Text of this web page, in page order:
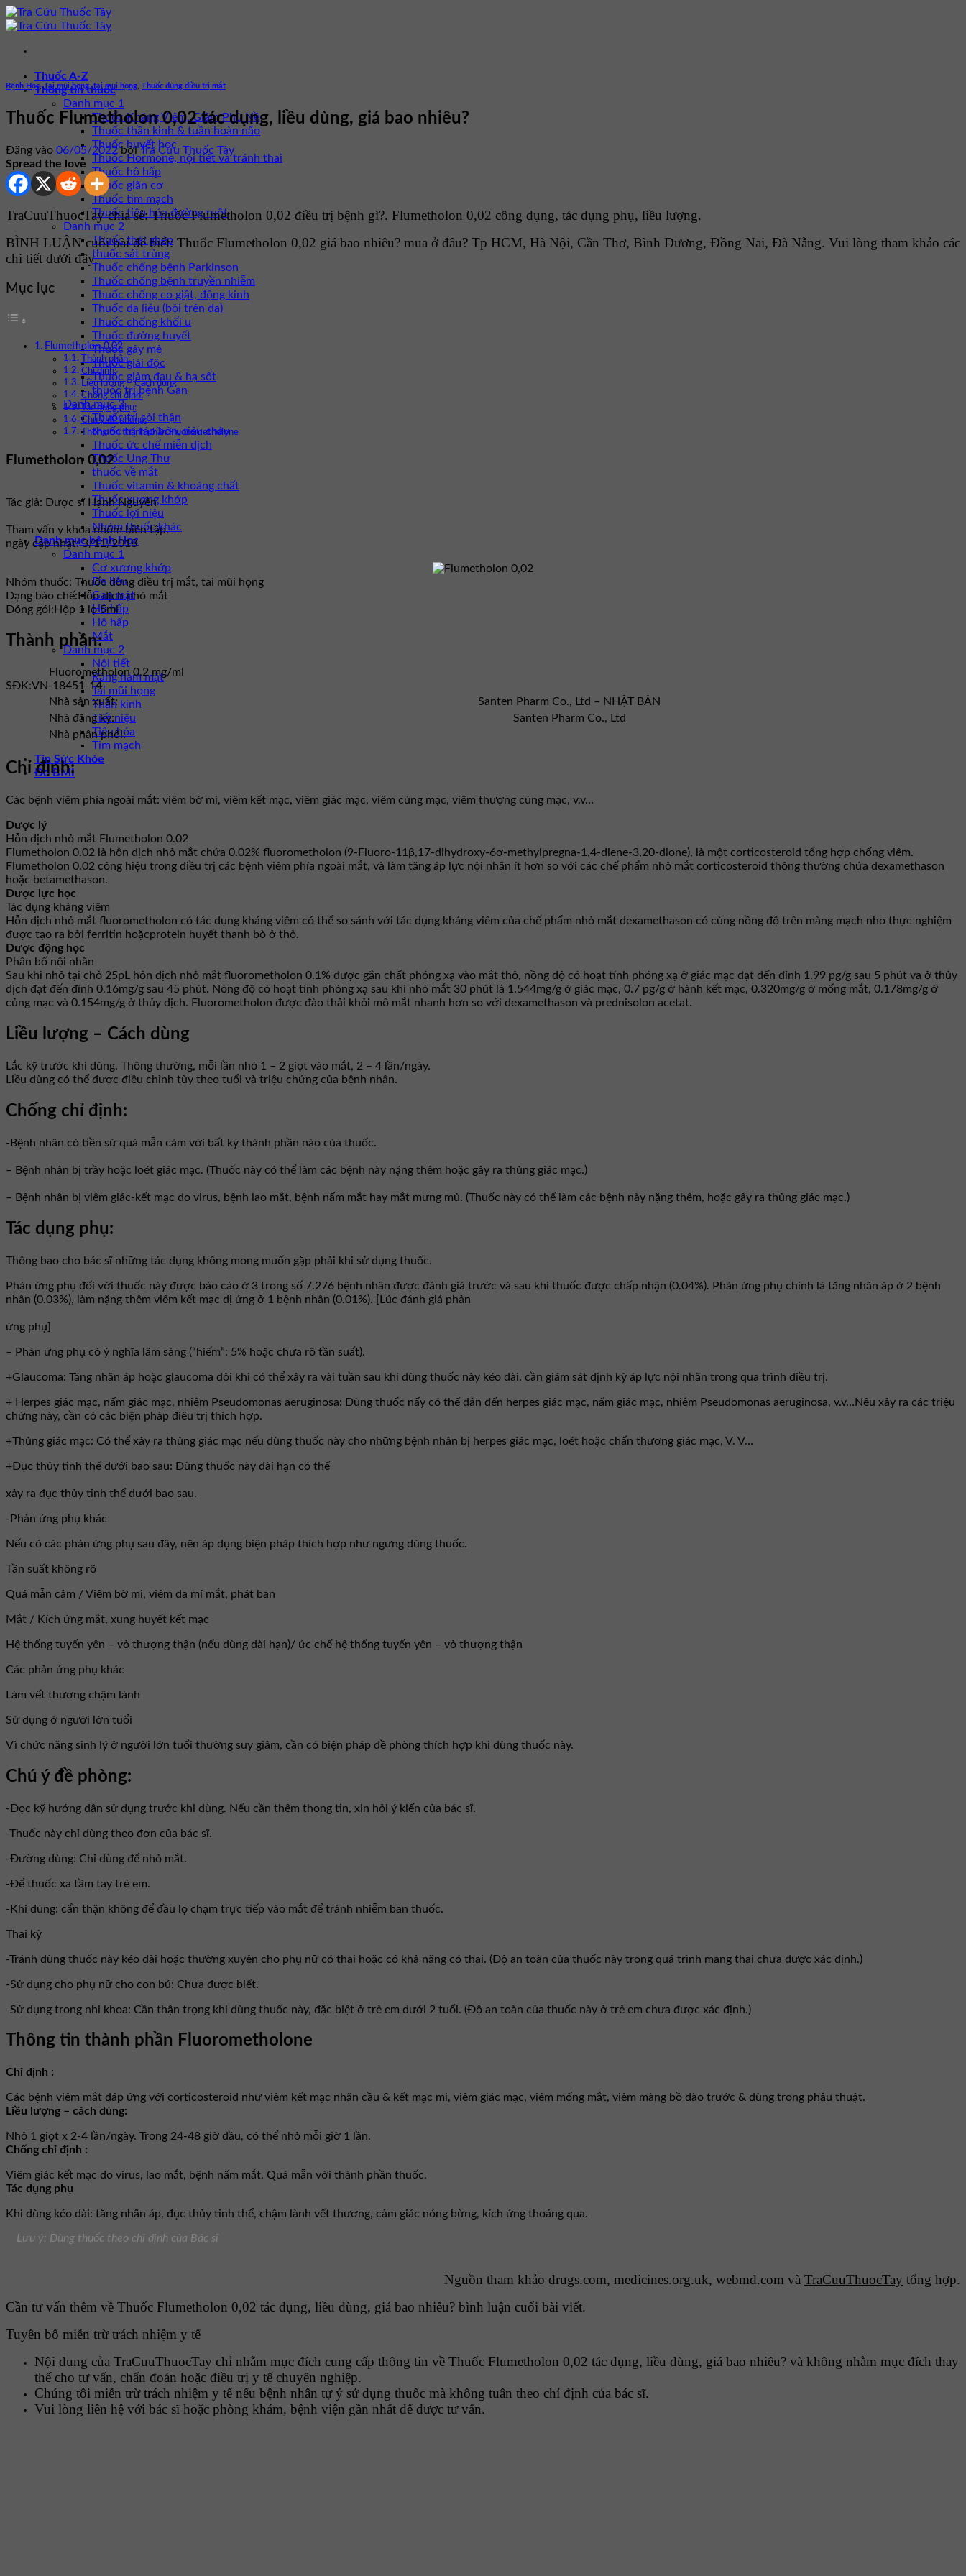
Bỏ
qua
dung
Thuốc A-Z
Thông tin thuốc
Danh mục 1
Thuốc Kháng Viêm, Giảm Phù Nề
Thuốc thần kinh & tuần hoàn não
Thuốc huyết học
Thuốc Hormone, nội tiết và tránh thai
Thuốc hô hấp
Thuốc giãn cơ
Thuốc tim mạch
Thuốc tiêu hóa đường ruột
Danh mục 2
Thuốc thải ghép
thuốc sát trùng
Thuốc chống bệnh Parkinson
Thuốc chống bệnh truyền nhiễm
Thuốc chống co giật, động kinh
Thuốc da liễu (bôi trên da)
Thuốc chống khối u
Thuốc đường huyết
Thuốc gây mê
Thuốc giải độc
Thuốc giảm đau & hạ sốt
thuốc trị bệnh Gan
Danh mục 3
Thuốc trị sỏi thận
thuốc trị táo bón, tiêu chảy
Thuốc ức chế miễn dịch
Thuốc Ung Thư
thuốc về mắt
Thuốc vitamin & khoáng chất
Thuốc xương khớp
Thuốc lợi niệu
Nhóm thuốc khác
Danh mục bệnh Học
Danh mục 1
Cơ xương khớp
Da liễu
Gan mật
Hô hấp
Hô hấp
Mắt
Danh mục 2
Nội tiết
Răng hàm mặt
Tai mũi họng
Thần kinh
Tiết niệu
Tiêu hóa
Tim mạch
Tin Sức Khỏe
Đo BMI
Bệnh Học,Tai mũi họng ,tai mũi họng Thuốc dùng điều trị mắt
Thuốc Flumetholon 0,02 tác dụng, liều dùng, giá bao nhiêu?
Đăng vào 06/05/2022 bởiTra Cứu Thuốc Tây
Spread the love
TraCuuThuocTay chia sẻ: Thuốc Flumetholon 0,02 điều trị bệnh gì?. Flumetholon 0,02 công dụng, tác dụng phụ, liều lượng.
BÌNH LUẬN cuối bài để biết: Thuốc Flumetholon 0,02 giá bao nhiêu? mua ở đâu? Tp HCM, Hà Nội, Cần Thơ, Bình Dương, Đồng Nai, Đà Nẵng. Vui lòng tham khảo các
chi tiết dưới đây.
Mục lục
Flumetholon 0,02
Thành phần:
Chỉ định:
Liều lượng – Cách dùng
Chống chỉ định:
Tác dụng phụ:
Chú ý đề phòng:
Thông tin thành phần Fluorometholone
Flumetholon 0,02
Tác giả: Dược sĩ Hạnh Nguyễn
Tham vấn y khoa nhóm biên tập.
ngày cập nhật: 3/11/2018
Nhóm thuốc: Thuốc dùng điều trị mắt, tai mũi họng
Dạng bào chế: Hỗn dịch nhỏ mắt
Đóng gói: Hộp 1 lọ 5ml
Thành phần:
Fluorometholon 0,2 mg/ml
SĐK:VN-18451-14
Nhà sản xuất:
Santen Pharm Co., Ltd – NHẬT BẢN
Nhà đăng ký:
Santen Pharm Co., Ltd
Nhà phân phối:
Chỉ định:
Các bệnh viêm phía ngoài mắt: viêm bờ mi, viêm kết mạc, viêm giác mạc, viêm củng mạc, viêm thượng củng mạc, v.v…
Dược lý
Hỗn dịch nhỏ mắt Flumetholon 0.02
Flumetholon 0.02 là hỗn dịch nhỏ mắt chứa 0.02% fluorometholon (9-Fluoro-11β,17-dihydroxy-6ơ-methylpregna-1,4-diene-3,20-dione), là một corticosteroid tổng hợp chống viêm.
Flumetholon 0.02 công hiệu trong điều trị các bệnh viêm phía ngoài mắt, và làm tăng áp lực nội nhãn ít hơn so với các chế phẩm nhỏ mắt corticosteroid thông thường chứa dexamethason
hoặc betamethason.
Dược lực học
Tác dụng kháng viêm
Hỗn dịch nhỏ mắt fluorometholon có tác dụng kháng viêm có thể so sánh với tác dụng kháng viêm của chế phẩm nhỏ mắt dexamethason có cùng nồng độ trên màng mạch nho thực nghiệm
được tạo ra bởi ferritin hoặcprotein huyết thanh bò ở thỏ.
Dược động học
Phân bố nội nhãn
Sau khi nhỏ tại chỗ 25pL hỗn dịch nhỏ mắt fluorometholon 0.1% được gắn chất phóng xạ vào mắt thỏ, nồng độ có hoạt tính phóng xạ ở giác mạc đạt đến đỉnh 1.99 pg/g sau 5 phút va ở thủy
dịch đạt đến đỉnh 0.16mg/g sau 45 phút. Nòng độ có hoạt tính phóng xạ sau khi nhỏ mắt 30 phút là 1.544mg/g ở giác mạc, 0.7 pg/g ở hành kết mạc, 0.320mg/g ở mống mắt, 0.178mg/g ở
củng mạc và 0.154mg/g ở thủy dịch. Fluorometholon được đào thải khỏi mô mắt nhanh hơn so với dexamethason và prednisolon acetat.
Liều lượng – Cách dùng
Lắc kỹ trước khi dùng. Thông thường, mỗi lần nhỏ 1 – 2 giọt vào mắt, 2 – 4 lần/ngày.
Liều dùng có thể được điều chỉnh tùy theo tuổi và triệu chứng của bệnh nhân.
Chống chỉ định:
-Bệnh nhân có tiền sử quá mẫn cảm với bất kỳ thành phần nào của thuốc.
– Bệnh nhân bị trầy hoặc loét giác mạc. (Thuốc này có thể làm các bệnh này nặng thêm hoặc gây ra thủng giác mạc.)
– Bệnh nhân bị viêm giác-kết mạc do virus, bệnh lao mắt, bệnh nấm mắt hay mắt mưng mủ. (Thuốc này có thể làm các bệnh này nặng thêm, hoặc gây ra thủng giác mạc.)
Tác dụng phụ:
Thông bao cho bác sĩ những tác dụng không mong muốn gặp phải khi sử dụng thuốc.
Phản ứng phụ đối với thuốc này được báo cáo ở 3 trong số 7.276 bệnh nhân được đánh giá trước và sau khi thuốc được chấp nhận (0.04%). Phản ứng phụ chính là tăng nhãn áp ở 2 bệnh
nhân (0.03%), làm nặng thêm viêm kết mạc dị ứng ở 1 bệnh nhân (0.01%). [Lúc đánh giá phản
ứng phụ]
– Phản ứng phụ có ý nghĩa lâm sàng (“hiếm”: 5% hoặc chưa rõ tần suất).
+Glaucoma: Tăng nhãn áp hoặc glaucoma đôi khi có thể xảy ra vài tuần sau khi dùng thuốc này kéo dài. cần giám sát định kỳ áp lực nội nhãn trong qua trình điều trị.
+ Herpes giác mạc, nấm giác mạc, nhiễm Pseudomonas aeruginosa: Dùng thuốc nấy có thể dẫn đến herpes giác mạc, nấm giác mạc, nhiễm Pseudomonas aeruginosa, v.v…Nêu xảy ra các triệu
chứng này, cần có các biện pháp điêu trị thích hợp.
+Thủng giác mạc: Có thể xảy ra thủng giác mạc nếu dùng thuốc này cho những bệnh nhân bị herpes giác mạc, loét hoặc chấn thương giác mạc, V. V…
+Đục thủy tinh thể dưới bao sau: Dùng thuốc này dài hạn có thể
xảy ra đục thủy tinh thể dưới bao sau.
-Phản ứng phụ khác
Nếu có các phản ứng phụ sau đây, nên áp dụng biện pháp thích hợp như ngưng dùng thuốc.
Tần suất không rõ
Quá mẫn cảm / Viêm bờ mi, viêm da mí mắt, phát ban
Mắt / Kích ứng mắt, xung huyết kết mạc
Hệ thống tuyến yên – vỏ thượng thận (nếu dùng dài hạn)/ ức chế hệ thống tuyến yên – vỏ thượng thận
Các phản ứng phụ khác
Làm vết thương chậm lành
Sử dụng ở người lớn tuổi
Vì chức năng sinh lý ở người lớn tuổi thường suy giảm, cần có biện pháp đề phòng thích hợp khi dùng thuốc này.
Chú ý đề phòng:
-Đọc kỹ hướng dẫn sử dụng trước khi dùng. Nếu cần thêm thong tin, xin hỏi ý kiến của bác sĩ.
-Thuốc này chỉ dùng theo đơn của bác sĩ.
-Đường dùng: Chỉ dùng để nhỏ mắt.
-Để thuốc xa tầm tay trẻ em.
-Khi dùng: cẩn thận không để đầu lọ chạm trực tiếp vào mắt để tránh nhiễm ban thuốc.
Thai kỳ
-Tránh dùng thuốc này kéo dài hoặc thường xuyên cho phụ nữ có thai hoặc có khả năng có thai. (Độ an toàn của thuốc này trong quá trình mang thai chưa được xác định.)
-Sử dụng cho phụ nữ cho con bú: Chưa được biểt.
-Sử dụng trong nhi khoa: Cần thận trọng khi dùng thuốc này, đặc biệt ở trẻ em dưới 2 tuổi. (Độ an toàn của thuốc này ở trẻ em chưa được xác định.)
Thông tin thành phần Fluorometholone
Chỉ định :
Các bệnh viêm mắt đáp ứng với corticosteroid như viêm kết mạc nhãn cầu & kết mạc mi, viêm giác mạc, viêm mống mắt, viêm màng bồ đào trước & dùng trong phẫu thuật.
Liều lượng – cách dùng:
Nhỏ 1 giọt x 2-4 lần/ngày. Trong 24-48 giờ đầu, có thể nhỏ mỗi giờ 1 lần.
Chống chỉ định :
Viêm giác kết mạc do virus, lao mắt, bệnh nấm mắt. Quá mẫn với thành phần thuốc.
Tác dụng phụ
Khi dùng kéo dài: tăng nhãn áp, đục thủy tinh thể, chậm lành vết thương, cảm giác nóng bừng, kích ứng thoáng qua.
Lưu ý: Dùng thuốc theo chỉ định của Bác sĩ
Nguồn tham khảo drugs.com, medicines.org.uk, webmd.com và TraCuuThuocTay tổng hợp.
Cần tư vấn thêm về Thuốc Flumetholon 0,02 tác dụng, liều dùng, giá bao nhiêu? bình luận cuối bài viết.
Tuyên bố miễn trừ trách nhiệm y tế
Nội dung của TraCuuThuocTay chỉ nhằm mục đích cung cấp thông tin về Thuốc Flumetholon 0,02 tác dụng, liều dùng, giá bao nhiêu? và không nhằm mục đích thay
thế cho tư vấn, chẩn đoán hoặc điều trị y tế chuyên nghiệp.
Chúng tôi miễn trừ trách nhiệm y tế nếu bệnh nhân tự ý sử dụng thuốc mà không tuân theo chỉ định của bác sĩ.
Vui lòng liên hệ với bác sĩ hoặc phòng khám, bệnh viện gần nhất để được tư vấn.